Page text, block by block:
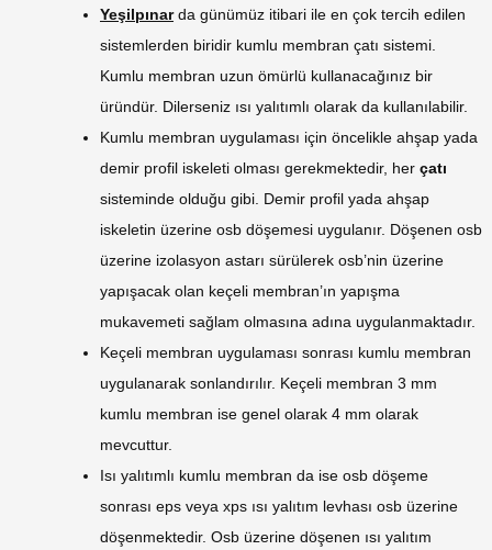
Yeşilpınarda günümüz itibari ile en çok tercih edilen
sistemlerden biridir kumlu membran çatı sistemi.
Kumlu membran uzun ömürlü kullanacağınız bir
üründür. Dilerseniz ısı yalıtımlı olarak da kullanılabilir.
Kumlu membran uygulaması için öncelikle ahşap yada
demir profil iskeleti olması gerekmektedir, her çatı
sisteminde olduğu gibi. Demir profil yada ahşap
iskeletin üzerine osb döşemesi uygulanır. Döşenen osb
üzerine izolasyon astarı sürülerek osb’nin üzerine
yapışacak olan keçeli membran’ın yapışma
mukavemeti sağlam olmasına adına uygulanmaktadır.
Keçeli membran uygulaması sonrası kumlu membran
uygulanarak sonlandırılır. Keçeli membran 3 mm
kumlu membran ise genel olarak 4 mm olarak
mevcuttur.
Isı yalıtımlı kumlu membran da ise osb döşeme
sonrası eps veya xps ısı yalıtım levhası osb üzerine
döşenmektedir. Osb üzerine döşenen ısı yalıtım